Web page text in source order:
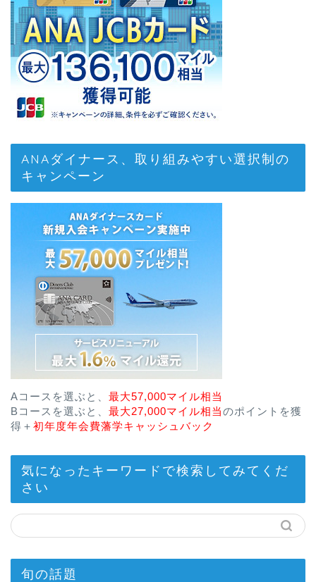
ANAダイナース、取り組みやすい選択制の
キャンペーン
Aコースを選ぶと、 最大57,000マイル相当
Bコースを選ぶと、 最大27,000マイル相当のポイントを獲
得＋ 初年度年会費藩学キャッシュバック
気になったキーワードで検索してみてくだ
さい
旬の話題